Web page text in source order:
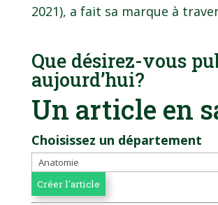
2021), a fait sa marque à
Que désirez-vous
aujourd’hui?
Un article en
Choisissez un département